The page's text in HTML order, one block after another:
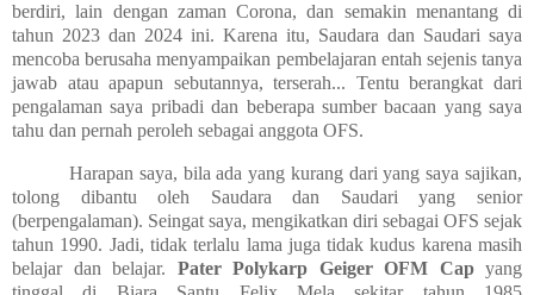
berdiri, lain dengan zaman Corona, dan semakin menantang di
tahun 2023 dan 2024 ini. Karena itu, Saudara dan Saudari saya
mencoba berusaha menyampaikan pembelajaran entah sejenis tanya
jawab atau apapun sebutannya, terserah... Tentu berangkat dari
pengalaman saya pribadi dan beberapa sumber bacaan yang saya
tahu dan pernah peroleh sebagai anggota OFS.
Harapan saya, bila ada yang kurang dari yang saya sajikan,
tolong dibantu oleh Saudara dan Saudari yang senior
(berpengalaman). Seingat saya, mengikatkan diri sebagai OFS sejak
tahun 1990. Jadi, tidak terlalu lama juga tidak kudus karena masih
belajar dan belajar. Pater Polykarp Geiger OFM Capyang